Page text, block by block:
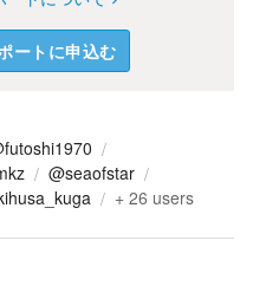
ートに申込む
@seaofstar
+ 26 users